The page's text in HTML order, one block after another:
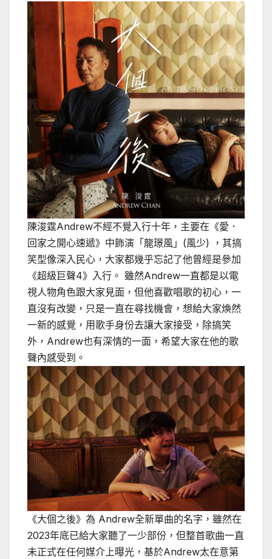
陳浚霆Andrew不經不覺入行十年，主要在《愛．
回家之開心速遞》中飾演「龍璟風」(風少) ，其搞
笑型像深入民心，大家都幾乎忘記了他曾經是參加
《超級巨聲4》入行。 雖然Andrew一直都是以電
視人物角色跟大家見面，但他喜歡唱歌的初心，一
直沒有改變，只是一直在尋找機會，想給大家煥然
一新的感覺，用歌手身份去讓大家接受，除搞笑
外，Andrew也有深情的一面，希望大家在他的歌
聲內感受到。
《大個之後》為 Andrew全新單曲的名字，雖然在
2023年底已給大家聽了一少部份，但整首歌曲一直
未正式在任何媒介上曝光，基於Andrew太在意第